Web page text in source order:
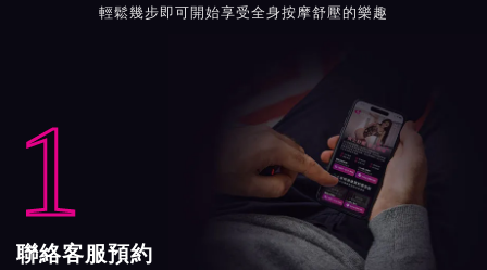
輕鬆幾步即可開始享受全身按摩舒壓的樂趣
1
聯絡客服預約